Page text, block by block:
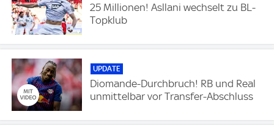
25 Millionen! Asllani wechselt zu BL-
Topklub
UPDATE
Diomande-Durchbruch! RB und Real
unmittelbar vor Transfer-Abschluss